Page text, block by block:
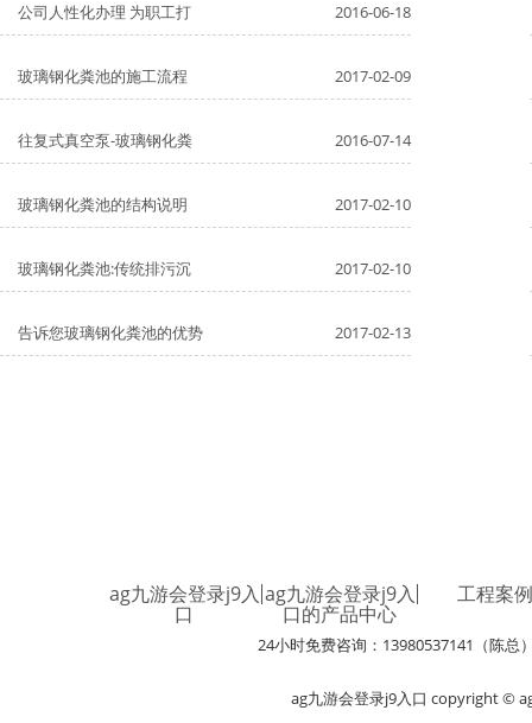
公司人性化办理 为职工打 2016-06-18
玻璃钢化粪池的施工流程 2017-02-09
往复式真空泵-玻璃钢化粪 2016-07-14
玻璃钢化粪池的结构说明 2017-02-10
玻璃钢化粪池:传统排污沉 2017-02-10
告诉您玻璃钢化粪池的优势 2017-02-13
ag九游会登录j9入
口
ag九游会登录j9入
口的产品中心
工程案例
24小时免费咨询：13980537141（陈总
ag九游会登录j9入口 copyright ©